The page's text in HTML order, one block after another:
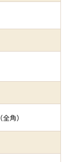
（全角）